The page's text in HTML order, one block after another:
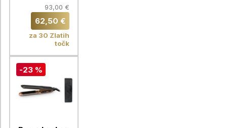
TN155LE0
Precision
93,00 €
62,50 €
za 30 Zlatih
točk
-23 %